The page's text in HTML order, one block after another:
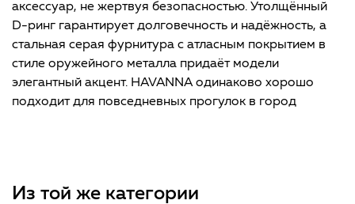
аксессуар, не жертвуя безопасностью. Утолщённый
D-ринг гарантирует долговечность и надёжность, а
стальная серая фурнитура с атласным покрытием в
стиле оружейного металла придаёт модели
элегантный акцент. HAVANNA одинаково хорошо
подходит для повседневных прогулок в город
Из той же категории